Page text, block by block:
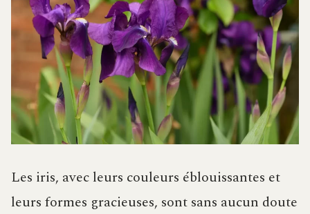
Les iris, avec leurs couleurs éblouissantes et
leurs formes gracieuses, sont sans aucun doute